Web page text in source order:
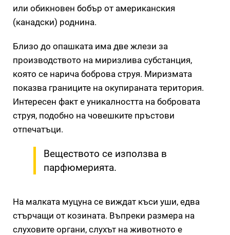
или обикновен бобър от американския
(канадски) роднина.
Близо до опашката има две жлези за
производството на миризлива субстанция,
която се нарича боброва струя. Миризмата
показва границите на окупираната територия.
Интересен факт е уникалността на бобровата
струя, подобно на човешките пръстови
отпечатъци.
Веществото се използва в
парфюмерията.
На малката муцуна се виждат къси уши, едва
стърчащи от козината. Въпреки размера на
слуховите органи, слухът на животното е